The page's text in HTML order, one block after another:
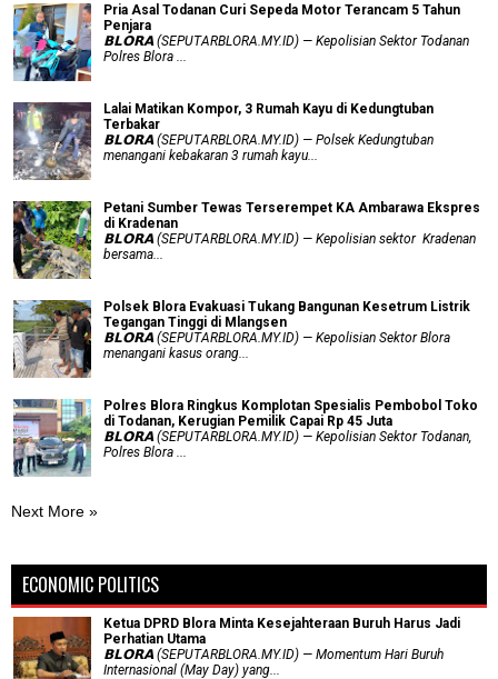
Pria Asal Todanan Curi Sepeda Motor Terancam 5 Tahun
Penjara
𝗕𝗟𝗢𝗥𝗔 (SEPUTARBLORA.MY.ID) — Kepolisian Sektor Todanan
Polres Blora ...
Lalai Matikan Kompor, 3 Rumah Kayu di Kedungtuban
Terbakar
𝗕𝗟𝗢𝗥𝗔 (SEPUTARBLORA.MY.ID) — Polsek Kedungtuban
menangani kebakaran 3 rumah kayu...
Petani Sumber Tewas Terserempet KA Ambarawa Ekspres
di Kradenan
𝗕𝗟𝗢𝗥𝗔 (SEPUTARBLORA.MY.ID) — Kepolisian sektor Kradenan
bersama...
Polsek Blora Evakuasi Tukang Bangunan Kesetrum Listrik
Tegangan Tinggi di Mlangsen
𝗕𝗟𝗢𝗥𝗔 (SEPUTARBLORA.MY.ID) — Kepolisian Sektor Blora
menangani kasus orang...
Polres Blora Ringkus Komplotan Spesialis Pembobol Toko
di Todanan, Kerugian Pemilik Capai Rp 45 Juta
𝗕𝗟𝗢𝗥𝗔 (SEPUTARBLORA.MY.ID) — Kepolisian Sektor Todanan,
Polres Blora ...
Next More »
ECONOMIC POLITICS
Ketua DPRD Blora Minta Kesejahteraan Buruh Harus Jadi
Perhatian Utama
​𝗕𝗟𝗢𝗥𝗔 (SEPUTARBLORA.MY.ID) — Momentum Hari Buruh
Internasional (May Day) yang...